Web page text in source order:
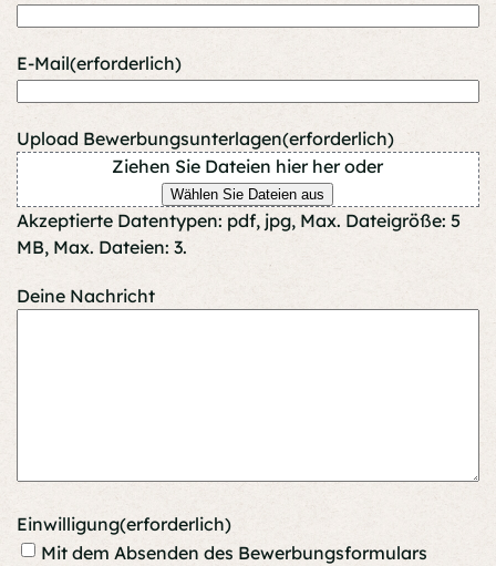
E-Mail(erforderlich)
Upload Bewerbungsunterlagen(erforderlich)
Ziehen Sie Dateien hier her oder
Wählen Sie Dateien aus
Akzeptierte Datentypen: pdf, jpg, Max. Dateigröße: 5
MB, Max. Dateien: 3.
Deine Nachricht
Einwilligung(erforderlich)
Mit dem Absenden des Bewerbungsformulars